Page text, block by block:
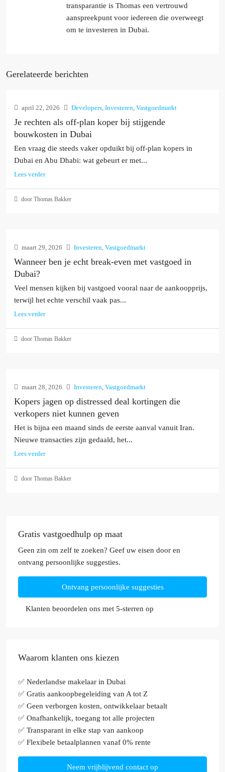
transparantie is Thomas een vertrouwd
aanspreekpunt voor iedereen die overweegt
om te investeren in Dubai.
Gerelateerde berichten
april 22, 2026 Developers, Investeren, Vastgoedmarkt
Je rechten als off-plan koper bij stijgende
bouwkosten in Dubai
Een vraag die steeds vaker opduikt bij off-plan kopers in
Dubai en Abu Dhabi: wat gebeurt er met...
Lees verder
door Thomas Bakker
maart 29, 2026 Investeren, Vastgoedmarkt
Wanneer ben je echt break-even met vastgoed in
Dubai?
Veel mensen kijken bij vastgoed vooral naar de aankoopprijs,
terwijl het echte verschil vaak pas...
Lees verder
door Thomas Bakker
maart 28, 2026 Investeren, Vastgoedmarkt
Kopers jagen op distressed deal kortingen die
verkopers niet kunnen geven
Het is bijna een maand sinds de eerste aanval vanuit Iran.
Nieuwe transacties zijn gedaald, het...
Lees verder
door Thomas Bakker
Gratis vastgoedhulp op maat
Geen zin om zelf te zoeken? Geef uw eisen door en
ontvang persoonlijke suggesties.
Ontvang persoonlijke suggesties
Klanten beoordelen ons met 5-sterren op
Waarom klanten ons kiezen
✅ Nederlandse makelaar in Dubai
✅ Gratis aankoopbegeleiding van A tot Z
✅ Geen verborgen kosten, ontwikkelaar betaalt
✅ Onafhankelijk, toegang tot alle projecten
✅ Transparant in elke stap van aankoop
✅ Flexibele betaalplannen vanaf 0% rente
Neem vrijblijvend contact op